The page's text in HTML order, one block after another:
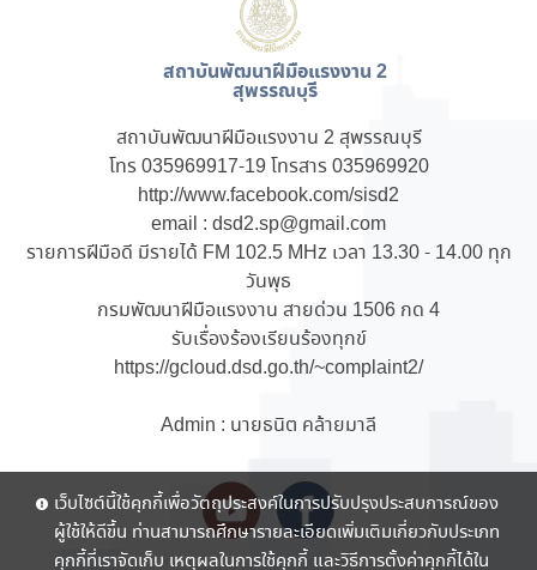
สถาบันพัฒนาฝีมือแรงงาน 2
สุพรรณบุรี
สถาบันพัฒนาฝีมือแรงงาน 2 สุพรรณบุรี
โทร 035969917-19 โทรสาร 035969920
http://www.facebook.com/sisd2
email : dsd2.sp@gmail.com
รายการฝีมือดี มีรายได้ FM 102.5 MHz เวลา 13.30 - 14.00 ทุก
วันพุธ
กรมพัฒนาฝีมือแรงงาน สายด่วน 1506 กด 4
รับเรื่องร้องเรียนร้องทุกข์
https://gcloud.dsd.go.th/~complaint2/
Admin : นายธนิต คล้ายมาลี
เว็บไซต์นี้ใช้คุกกี้เพื่อวัตถุประสงค์ในการปรับปรุงประสบการณ์ของ
ผู้ใช้ให้ดีขึ้น ท่านสามารถศึกษารายละเอียดเพิ่มเติมเกี่ยวกับประเภท
คุกกี้ที่เราจัดเก็บ เหตุผลในการใช้คุกกี้ และวิธีการตั้งค่าคุกกี้ได้ใน